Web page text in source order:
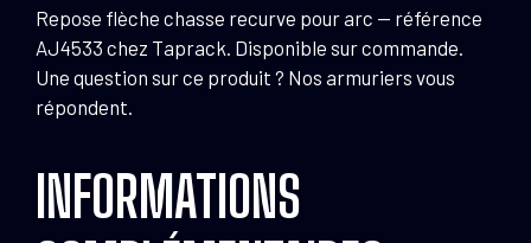
Repose flèche chasse recurve pour arc — référence
AJ4533 chez Taprack. Disponible sur commande.
Une question sur ce produit ? Nos armuriers vous
répondent.
INFORMATIONS